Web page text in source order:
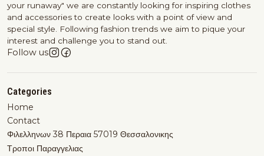
your runaway" we are constantly looking for inspiring clothes
and accessories to create looks with a point of view and
special style. Following fashion trends we aim to pique your
interest and challenge you to stand out.
Follow us
Categories
Home
Contact
Φιλελληνων 38 Περαια 57019 Θεσσαλονικης
Τροποι Παραγγελιας